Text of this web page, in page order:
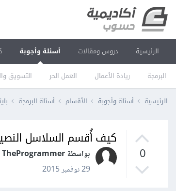
الرئيسية دروس ومقالات أسئلة وأجوبة
البرمجة ريادة الأعمال العمل الحر التسويق
الرئيسية أسئلة وأجوبة الأقسام أسئلة البرمجة
0
كيف أُقسم السلاسل
بواسطة TheProgrammer
29 نوفمبر 2015